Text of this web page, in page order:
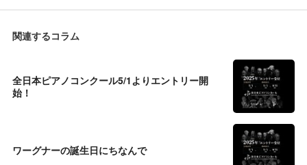
関連するコラム
全日本ピアノコンクール5/1よりエントリー開
始！
ワーグナーの誕生日にちなんで